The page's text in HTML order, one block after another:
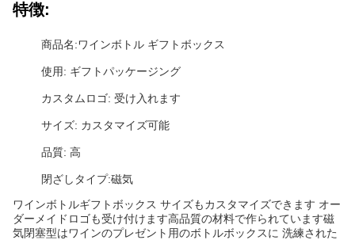
特徴:
商品名:ワインボトル ギフトボックス
使用: ギフトパッケージング
カスタムロゴ: 受け入れます
サイズ: カスタマイズ可能
品質: 高
閉ざしタイプ:磁気
ワインボトルギフトボックス サイズもカスタマイズできます オー
ダーメイドロゴも受け付けます高品質の材料で作られています磁
気閉塞型はワインのプレゼント用のボトルボックスに 洗練された